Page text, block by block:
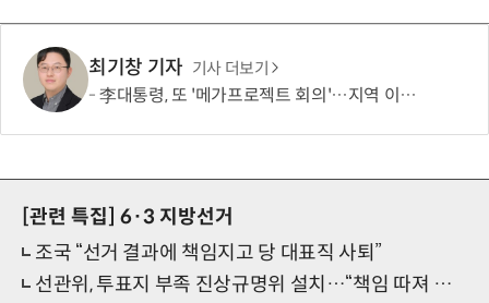
최기창 기자 기사 더보기
李대통령, 또 '메가프로젝트 회의'…지역 이기주의·주 52시간제 해법 주목
[관련 특집] 6·3 지방선거
조국 “선거 결과에 책임지고 당 대표직 사퇴”
선관위, 투표지 부족 진상규명위 설치…“책임 따져 결과 밝히겠다”